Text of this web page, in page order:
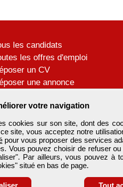
votre navigation
cookies sur son site, dont des
site, vous acceptez notre
pour vous proposer des services
Vous pouvez choisir de refuser
Par ailleurs, vous pouvez à
situé en bas de page.
Tout
les candidats
les offres d'emploi
un CV
une annonce